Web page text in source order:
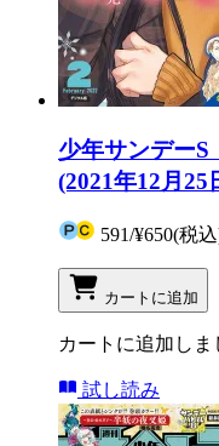
少年サンデーS
(2021年12月25
591/¥650(税
カートに追加
カートに追加しま
試し読み